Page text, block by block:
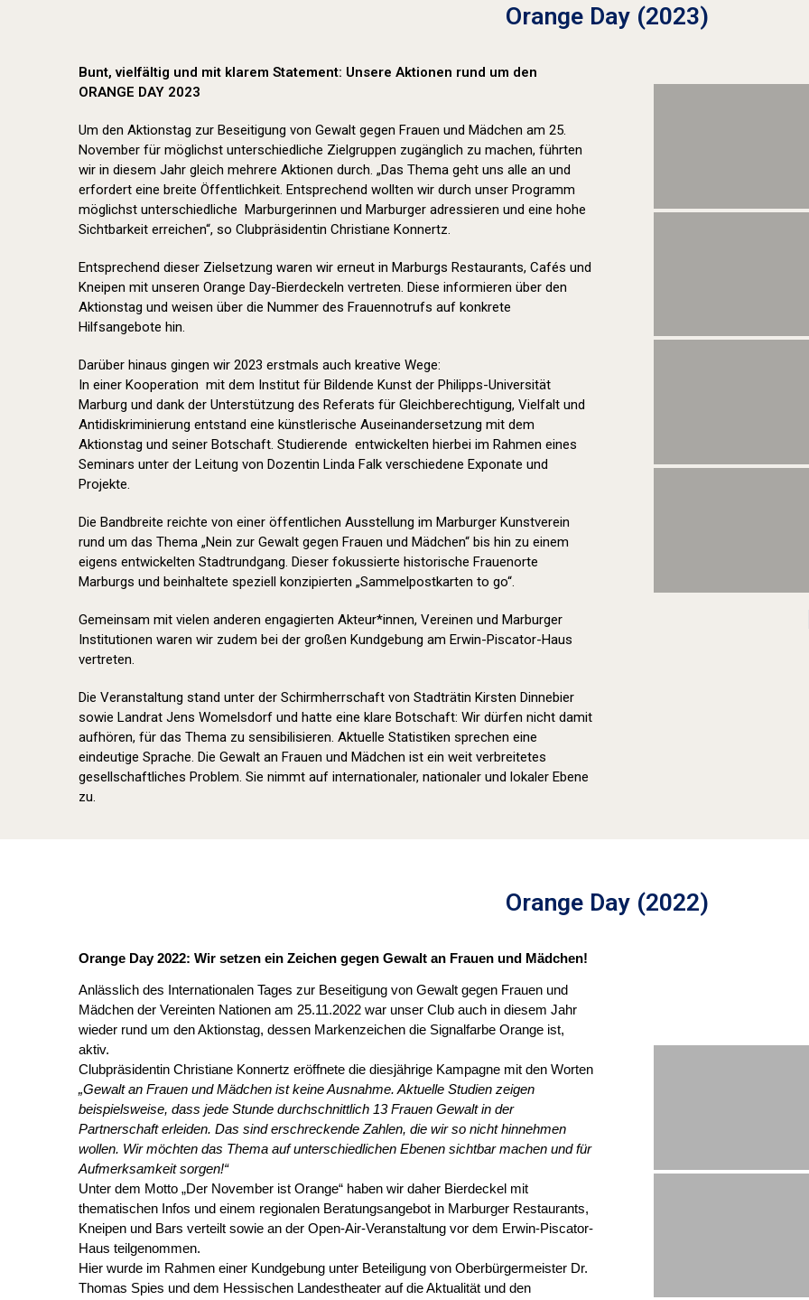
Orange Day (2023)
Bunt, vielfältig und mit klarem Statement: Unsere Aktionen rund um den
ORANGE DAY 2023
Um den Aktionstag zur Beseitigung von Gewalt gegen Frauen und Mädchen am 25.
November für möglichst unterschiedliche Zielgruppen zugänglich zu machen, führten
wir in diesem Jahr gleich mehrere Aktionen durch. „Das Thema geht uns alle an und
erfordert eine breite Öffentlichkeit. Entsprechend wollten wir durch unser Programm
möglichst unterschiedliche Marburgerinnen und Marburger adressieren und eine hohe
Sichtbarkeit erreichen“, so Clubpräsidentin Christiane Konnertz.
Entsprechend dieser Zielsetzung waren wir erneut in Marburgs Restaurants, Cafés und
Kneipen mit unseren Orange Day-Bierdeckeln vertreten. Diese informieren über den
Aktionstag und weisen über die Nummer des Frauennotrufs auf konkrete
Hilfsangebote hin.
Darüber hinaus gingen wir 2023 erstmals auch kreative Wege:
In einer Kooperation mit dem Institut für Bildende Kunst der Philipps-Universität
Marburg und dank der Unterstützung des Referats für Gleichberechtigung, Vielfalt und
Antidiskriminierung entstand eine künstlerische Auseinandersetzung mit dem
Aktionstag und seiner Botschaft. Studierende entwickelten hierbei im Rahmen eines
Seminars unter der Leitung von Dozentin Linda Falk verschiedene Exponate und
Projekte.
Die Bandbreite reichte von einer öffentlichen Ausstellung im Marburger Kunstverein
rund um das Thema „Nein zur Gewalt gegen Frauen und Mädchen“ bis hin zu einem
eigens entwickelten Stadtrundgang. Dieser fokussierte historische Frauenorte
Marburgs und beinhaltete speziell konzipierten „Sammelpostkarten to go“.
Gemeinsam mit vielen anderen engagierten Akteur*innen, Vereinen und Marburger
Institutionen waren wir zudem bei der großen Kundgebung am Erwin-Piscator-Haus
vertreten.
Die Veranstaltung stand unter der Schirmherrschaft von Stadträtin Kirsten Dinnebier
sowie Landrat Jens Womelsdorf und hatte eine klare Botschaft: Wir dürfen nicht damit
aufhören, für das Thema zu sensibilisieren. Aktuelle Statistiken sprechen eine
eindeutige Sprache. Die Gewalt an Frauen und Mädchen ist ein weit verbreitetes
gesellschaftliches Problem. Sie nimmt auf internationaler, nationaler und lokaler Ebene
zu.
Orange Day (2022)
Orange Day 2022: Wir setzen ein Zeichen gegen Gewalt an Frauen und Mädchen!
Anlässlich des Internationalen Tages zur Beseitigung von Gewalt gegen Frauen und
Mädchen der Vereinten Nationen am 25.11.2022 war unser Club auch in diesem Jahr
wieder rund um den Aktionstag, dessen Markenzeichen die Signalfarbe Orange ist,
aktiv.
Clubpräsidentin Christiane Konnertz eröffnete die diesjährige Kampagne mit den Worten
„Gewalt an Frauen und Mädchen ist keine Ausnahme. Aktuelle Studien zeigen
beispielsweise, dass jede Stunde durchschnittlich 13 Frauen Gewalt in der
Partnerschaft erleiden. Das sind erschreckende Zahlen, die wir so nicht hinnehmen
wollen. Wir möchten das Thema auf unterschiedlichen Ebenen sichtbar machen und für
Aufmerksamkeit sorgen!“
Unter dem Motto „Der November ist Orange“ haben wir daher Bierdeckel mit
thematischen Infos und einem regionalen Beratungsangebot in Marburger Restaurants,
Kneipen und Bars verteilt sowie an der Open-Air-Veranstaltung vor dem Erwin-Piscator-
Haus teilgenommen.
Hier wurde im Rahmen einer Kundgebung unter Beteiligung von Oberbürgermeister Dr.
Thomas Spies und dem Hessischen Landestheater auf die Aktualität und den